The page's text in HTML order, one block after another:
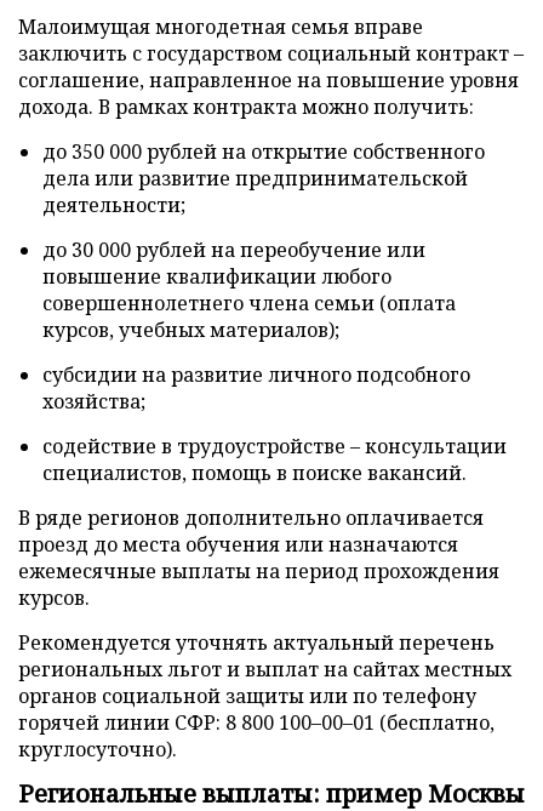
Малоимущая многодетная семья вправе
заключить с государством социальный контракт –
соглашение, направленное на повышение уровня
дохода. В рамках контракта можно получить:
до 350 000 рублей на открытие собственного
дела или развитие предпринимательской
деятельности;
до 30 000 рублей на переобучение или
повышение квалификации любого
совершеннолетнего члена семьи (оплата
курсов, учебных материалов);
субсидии на развитие личного подсобного
хозяйства;
содействие в трудоустройстве – консультации
специалистов, помощь в поиске вакансий.
В ряде регионов дополнительно оплачивается
проезд до места обучения или назначаются
ежемесячные выплаты на период прохождения
курсов.
Рекомендуется уточнять актуальный перечень
региональных льгот и выплат на сайтах местных
органов социальной защиты или по телефону
горячей линии СФР: 8 800 100–00–01 (бесплатно,
круглосуточно).
Региональные выплаты: пример Москвы